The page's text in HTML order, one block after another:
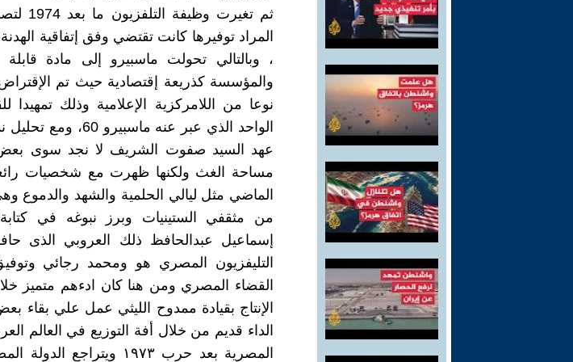
ثم
، وبالتالي تحولت ماسبيرو إلى مادة
والمؤسسة كذريعة إقتصادية حيث تم
نوعا من اللامركزية الإعلامية وذلك
الواحد الذي عبر عنه
عهد السيد صفوت الشريف لا نجد سوى بعض
مساحة الغث ولكنها ظهرت مع شخصيات
الماضي مثل ليالي الحلمية والشهد والدموع
إسماعيل عبدالحافظ ذلك العروبي
التليفزيون المصري هو ومحمد رجائي
القضاء المصري ومن هنا كان ادءهم متميز
الإنتاج بقيادة ممدوح الليثي عمل علي بقاء
الداء قديم من خلال أفة التوزيع في العالم
المصرية بعد حرب ١٩٧٣